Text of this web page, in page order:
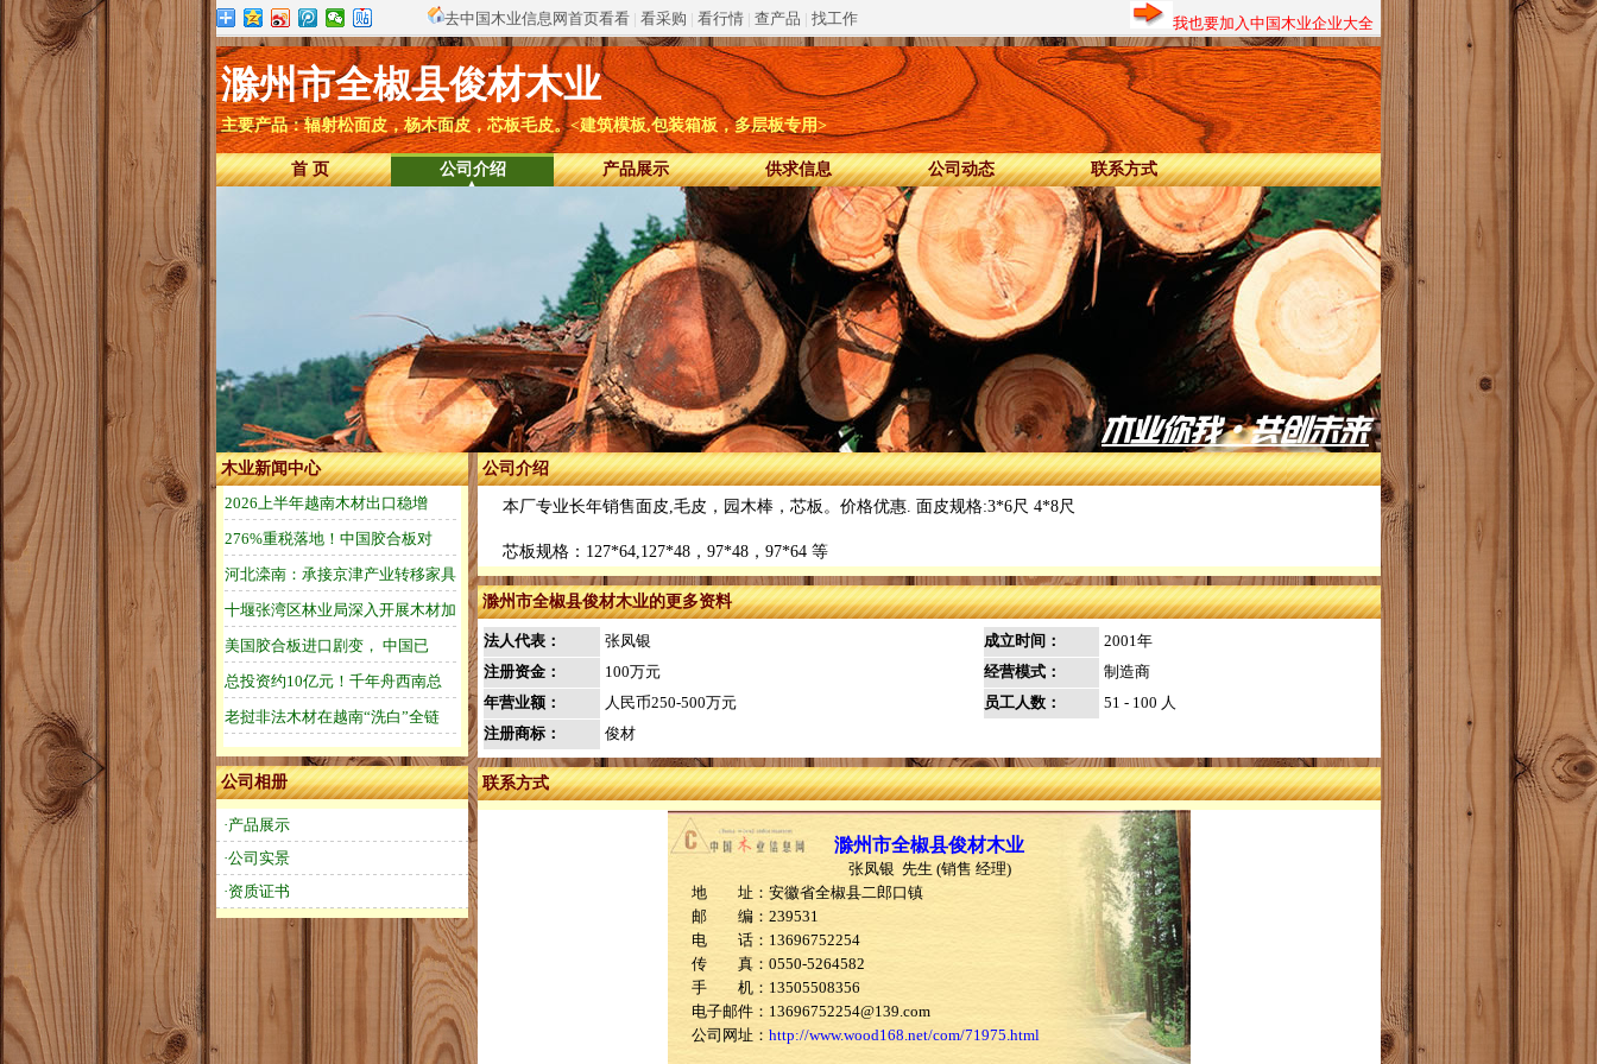
去中国木业信息网首页看看 | 看采购 | 看行情 | 查产品 | 找工作 我也要加入中国木业企业大全
滁州市全椒县俊材木业
主要产品：辐射松面皮，杨木面皮，芯板毛皮。<建筑模板,包装箱板，多层板专用>
首 页 公司介绍 产品展示 供求信息 公司动态 联系方式
木业新闻中心
公司相册
·产品展示
·公司实景
·资质证书
公司介绍
本厂专业长年销售面皮,毛皮，园木棒，芯板。价格优惠. 面皮规格:3*6尺 4*8尺
芯板规格：127*64,127*48，97*48，97*64 等
滁州市全椒县俊材木业的更多资料
法人代表： 张凤银 成立时间：
2001年
注册资金：
100万元 经营模式：
制造商
年营业额：
人民币250-500万元 员工人数：
51 - 100 人
注册商标：
俊材
联系方式
滁州市全椒县俊材木业
张凤银 先生 (销售 经理)
地 址：安徽省全椒县二郎口镇
邮 编：239531
电 话：13696752254
传 真：0550-5264582
手 机：13505508356
电子邮件：13696752254@139.com
公司网址： http://www.wood168.net/com/71975.html